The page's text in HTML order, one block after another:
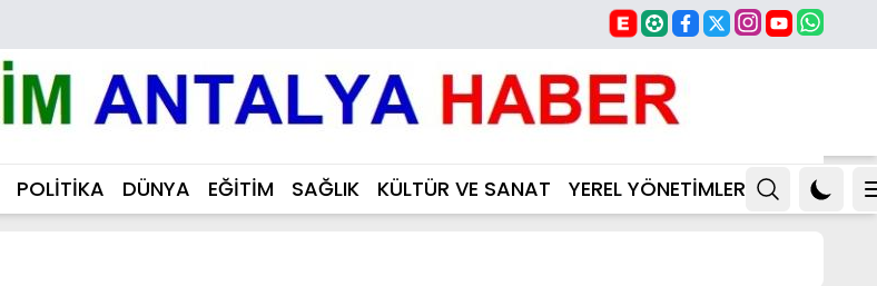
POLİTİKA DÜNYA EĞİTİM SAĞLIK KÜLTÜR VE SANAT YEREL YÖNETİMLER